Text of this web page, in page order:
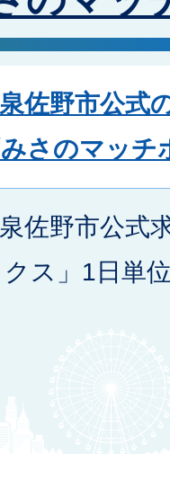
泉佐野市公式
さのマッチ
泉佐野市公式
ス」1日単